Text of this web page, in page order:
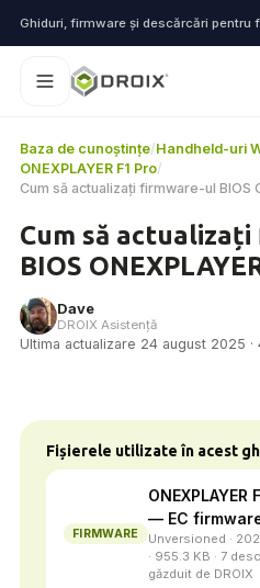
Baza de cunoștințe/Handheld-uri
ONEXPLAYER F1 Pro/
Cum să actualizați firmware-ul BIOS
Cum să
BIOS
Dave
DROIX Asistență
Ultima actualizare 24 august 2025 ·
Fișierele utilizate în acest
FIRMWARE
ONEXPLAYER
— EC
Unversioned ·
· 955.3 KB · 7
găzduit de DROIX